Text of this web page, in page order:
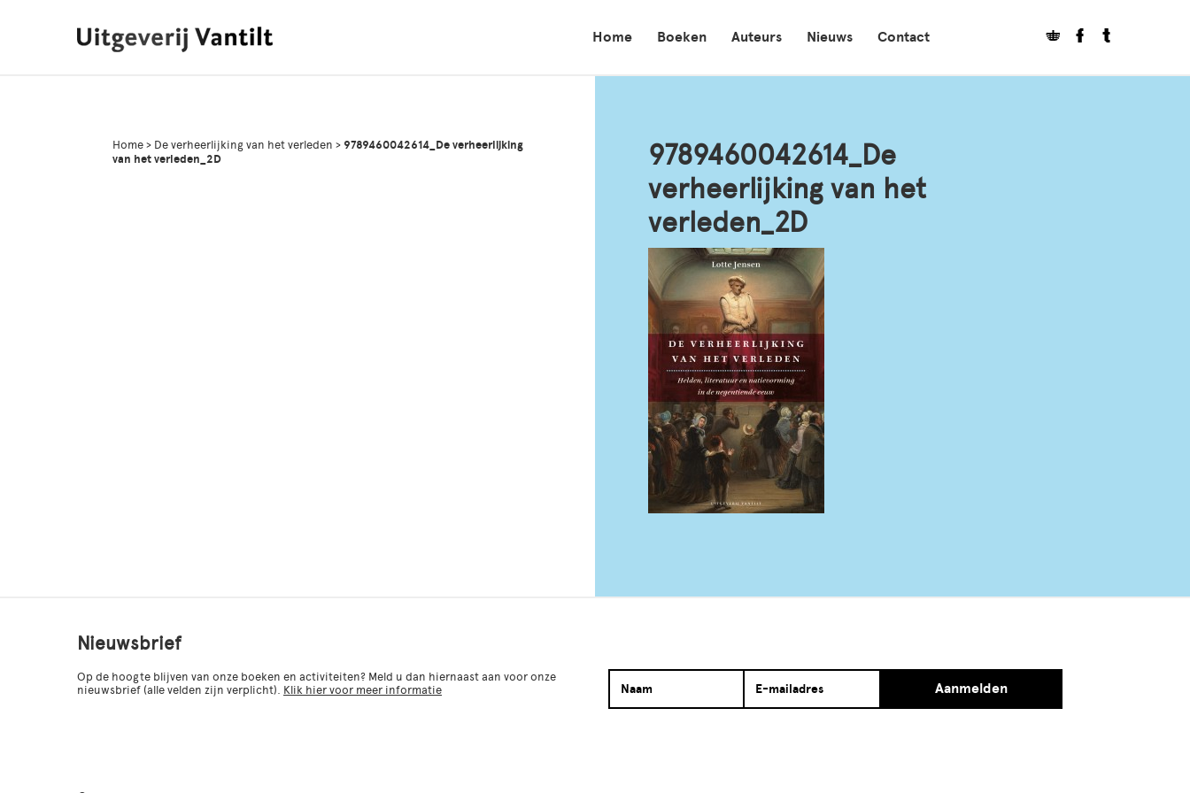
Home Boeken Auteurs Nieuws Contact
Home > De verheerlijking van het verleden > 9789460042614_De verheerlijking
van het verleden_2D
9789460042614_De
verheerlijking van het
verleden_2D
Nieuwsbrief
Op de hoogte blijven van onze boeken en activiteiten? Meld u dan hiernaast aan voor onze
nieuwsbrief (alle velden zijn verplicht). Klik hier voor meer informatie Aanmelden